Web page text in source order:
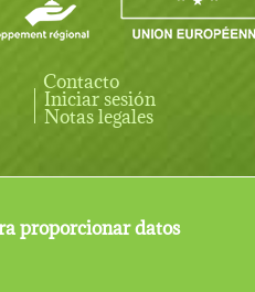
User account menu
Contacto
Iniciar sesión
Notas legales
proporcionar datos